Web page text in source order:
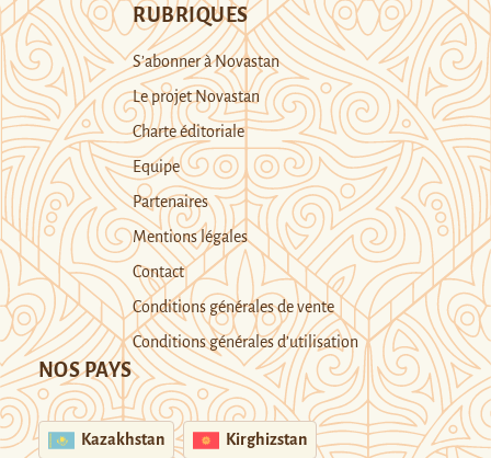
RUBRIQUES
S’abonner à Novastan
Le projet Novastan
Charte éditoriale
Equipe
Partenaires
Mentions légales
Contact
Conditions générales de vente
Conditions générales d’utilisation
NOS PAYS
Kazakhstan Kirghizstan